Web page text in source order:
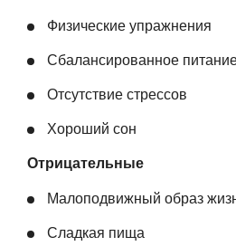
Физические упражнения
Сбалансированное
Отсутствие стрессов
Хороший сон
Отрицательные
Малоподвижный образ
Сладкая пища